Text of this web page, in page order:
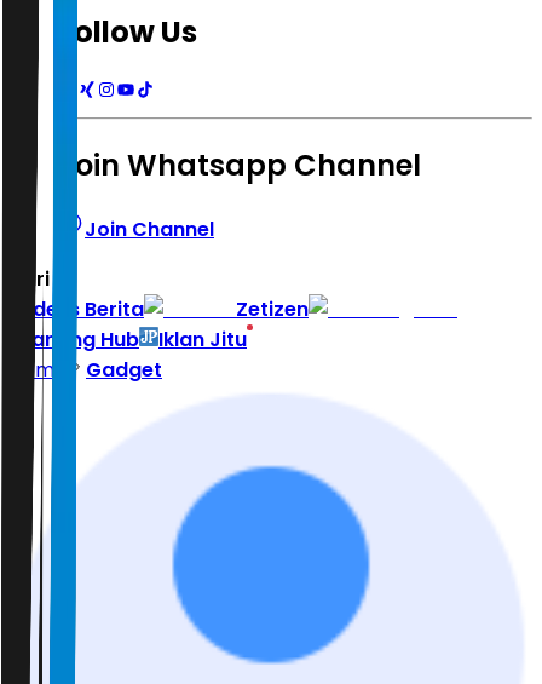
Follow Us
Join Whatsapp Channel
Join Channel
Hari ini
Indeks Berita
Zetizen
Learning Hub
Iklan Jitu
Home
Gadget